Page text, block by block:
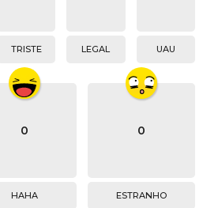
TRISTE LEGAL UAU
0
HAHA
0
ESTRANHO